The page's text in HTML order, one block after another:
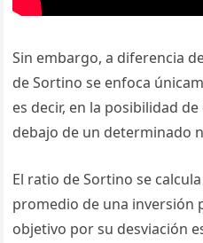
Sin embargo, a diferencia
de Sortino se enfoca
es decir, en la posibilidad
debajo de un determinado
El ratio de Sortino se
promedio de una inversión
objetivo por su desviación